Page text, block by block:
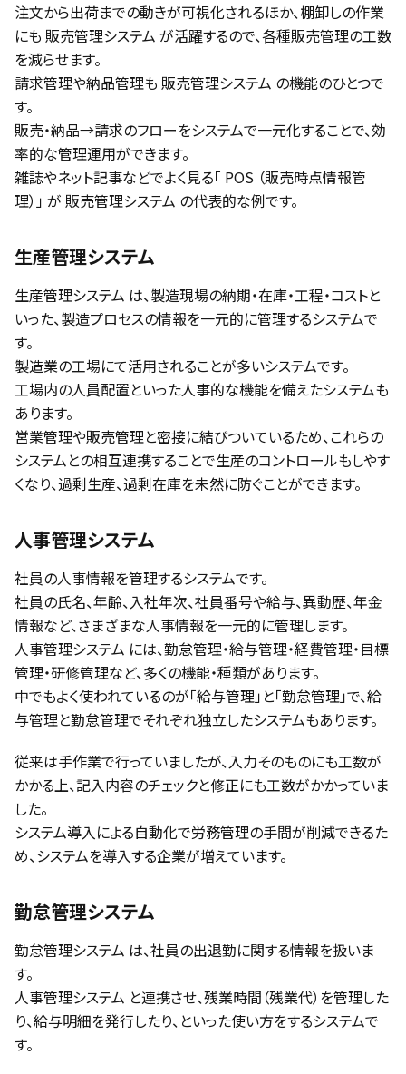
注文から出荷までの動きが可視化されるほか、棚卸しの作業
にも 販売管理システム が活躍するので、各種販売管理の工数
を減らせます。
請求管理や納品管理も 販売管理システム の機能のひとつで
す。
販売・納品→請求のフローをシステムで一元化することで、効
率的な管理運用ができます。
雑誌やネット記事などでよく見る「 POS （販売時点情報管
理）」 が 販売管理システム の代表的な例です。
生産管理システム
生産管理システム は、製造現場の納期・在庫・工程・コストと
いった、製造プロセスの情報を一元的に管理するシステムで
す。
製造業の工場にて活用されることが多いシステムです。
工場内の人員配置といった人事的な機能を備えたシステムも
あります。
営業管理や販売管理と密接に結びついているため、これらの
システムとの相互連携することで生産のコントロールもしやす
くなり、過剰生産、過剰在庫を未然に防ぐことができます。
人事管理システム
社員の人事情報を管理するシステムです。
社員の氏名、年齢、入社年次、社員番号や給与、異動歴、年金
情報など、さまざまな人事情報を一元的に管理します。
人事管理システム には、勤怠管理・給与管理・経費管理・目標
管理・研修管理など、多くの機能・種類があります。
中でもよく使われているのが「給与管理」と「勤怠管理」で、給
与管理と勤怠管理でそれぞれ独立したシステムもあります。
従来は手作業で行っていましたが、入力そのものにも工数が
かかる上、記入内容のチェックと修正にも工数がかかっていま
した。
システム導入による自動化で労務管理の手間が削減できるた
め、システムを導入する企業が増えています。
勤怠管理システム
勤怠管理システム は、社員の出退勤に関する情報を扱いま
す。
人事管理システム と連携させ、残業時間（残業代）を管理した
り、給与明細を発行したり、といった使い方をするシステムで
す。